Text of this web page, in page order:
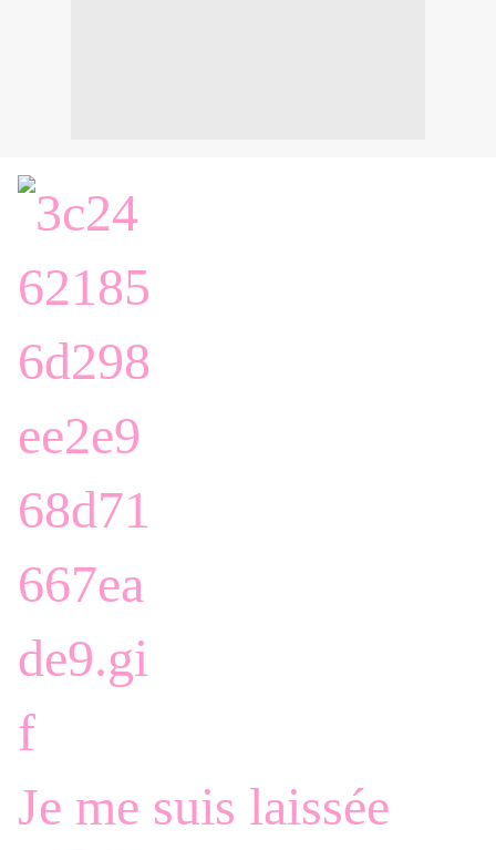
Je me suis laissée